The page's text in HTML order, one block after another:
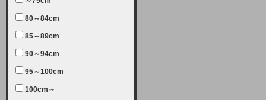
致します。
2025-06-11 (水)
【サーバーメンテナンス実施につい
7月5日（土曜日）午前7：00から午
80～84cm
85～89cm
90～94cm
95～100cm
100cm～